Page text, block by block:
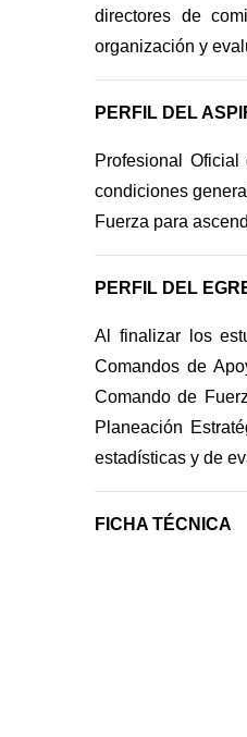
directores de
organización y
PERFIL DEL
Profesional
condiciones
Fuerza para
PERFIL DEL
Al finalizar los
Comandos de
Comando de
Planeación
estadísticas y de
FICHA TÉCNICA